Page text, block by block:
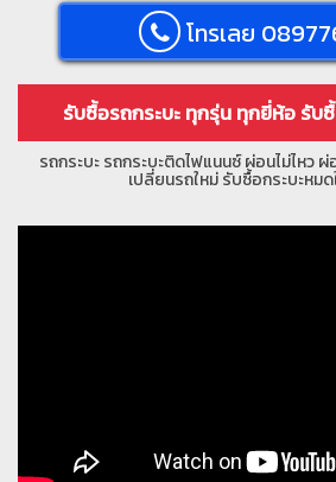
โทรเลย
รับซื้อรถกระบะ ทุกรุ่น ทุกยี่ห้อ รับ
รถกระบะ รถกระบะติดไฟแนนซ์ ผ่อนไม่ไหว
เปลี่ยนรถใหม่ รับซื้อกระบะหม